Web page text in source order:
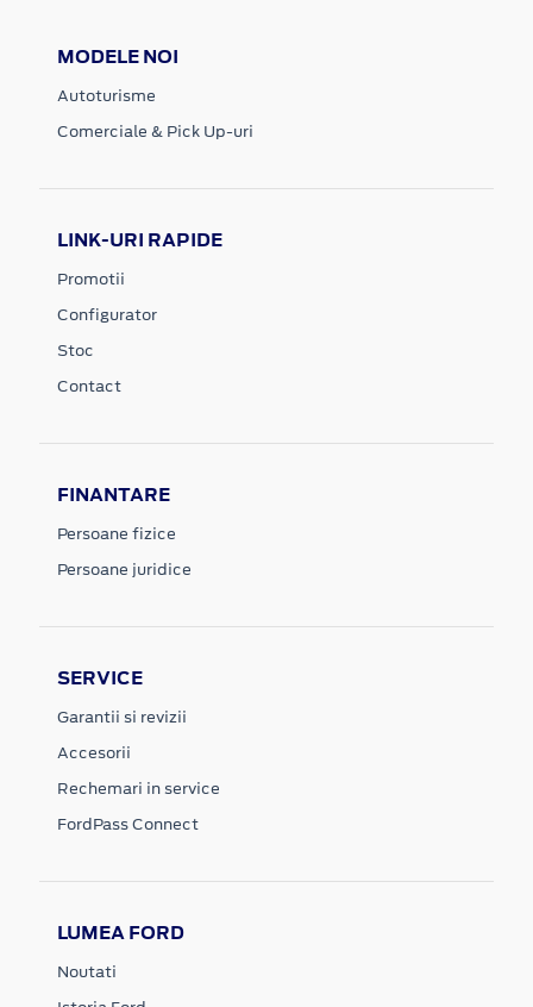
MODELE NOI
Autoturisme
Comerciale & Pick Up-uri
LINK-URI RAPIDE
Promotii
Configurator
Stoc
Contact
FINANTARE
Persoane fizice
Persoane juridice
SERVICE
Garantii si revizii
Accesorii
Rechemari in service
FordPass Connect
LUMEA FORD
Noutati